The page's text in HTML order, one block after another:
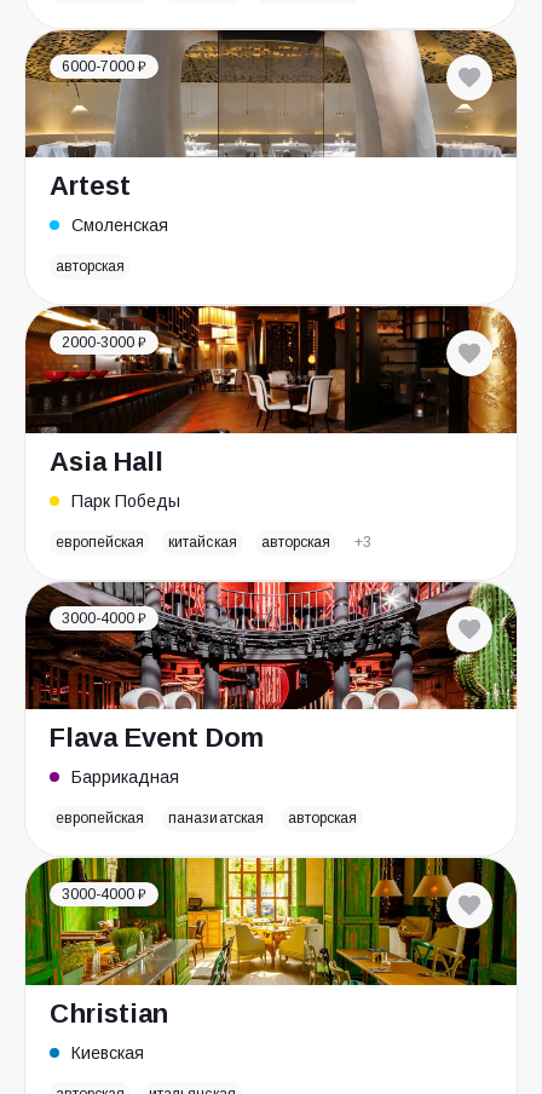
6000-7000 ₽
Artest
Смоленская
авторская
2000-3000 ₽
Asia Hall
Парк Победы
европейская китайская авторская +3
3000-4000 ₽
Flava Event Dom
Баррикадная
европейская паназиатская авторская
3000-4000 ₽
Christian
Киевская